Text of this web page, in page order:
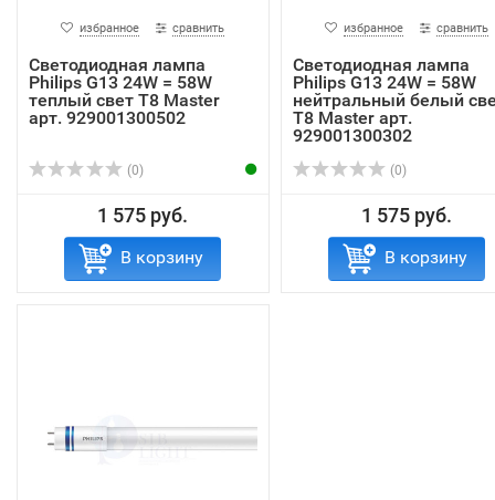
избранное сравнить
Светодиодная лампа
Philips G13 24W = 58W
теплый свет T8 Master
арт. 929001300502
(0)
1 575 руб.
В корзину
избранное сравнить
Светодиодная лампа
Philips G13 24W = 58W
нейтральный белый
T8 Master арт.
929001300302
(0)
1 575 руб.
В корзину